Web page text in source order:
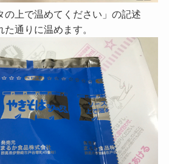
の上で温めてください」の記述
通りに温めます。